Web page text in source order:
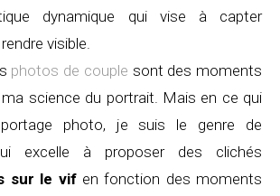
dynamique qui vise à capter
visible.
photos de couple sont des moments
science du portrait. Mais en ce qui
photo, je suis le genre de
excelle à proposer des clichés
sur le vifen fonction des moments